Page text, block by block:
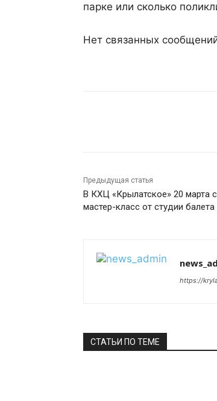
парке или сколько
Нет связанных
Предыдущая статья
В КХЦ «Крылатское» 20 марта
мастер-класс от студии
https://
СТАТЬИ ПО ТЕМЕ